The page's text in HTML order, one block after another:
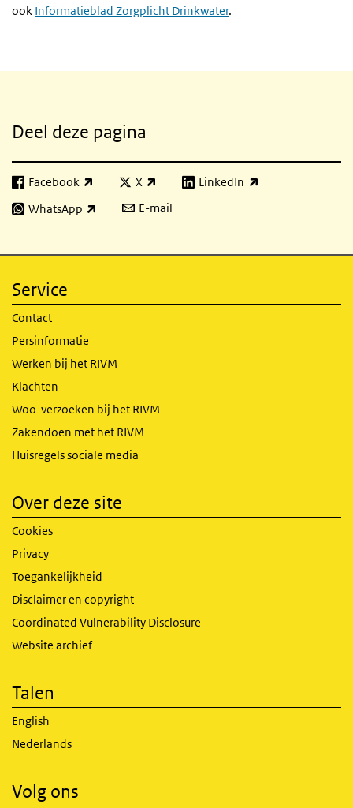
ook Informatieblad Zorgplicht Drinkwater.
Deel deze pagina
Facebook
(externe link) X
(externe link) LinkedIn
(externe link)
WhatsApp
(externe link) E-mail
Service
Contact
Persinformatie
Werken bij het RIVM
Klachten
Woo-verzoeken bij het RIVM
Zakendoen met het RIVM
Huisregels sociale media
Over deze site
Cookies
Privacy
Toegankelijkheid
Disclaimer en copyright
Coordinated Vulnerability Disclosure
Website archief
Talen
English
Nederlands
Volg ons